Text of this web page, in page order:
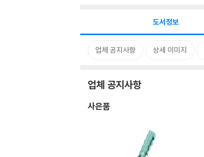
도서정보
업체 공지사항 상세 이미지
업체 공지사항
사은품